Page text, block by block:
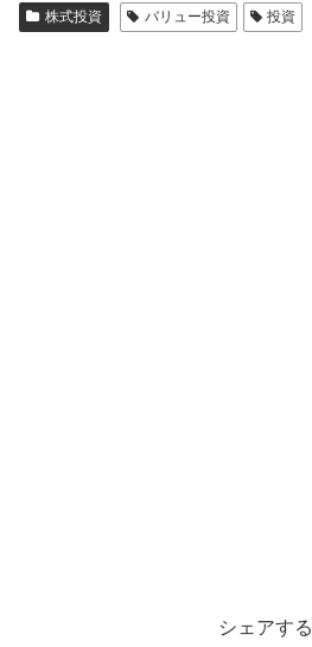
株式投資 バリュー投資 投資
シェアする